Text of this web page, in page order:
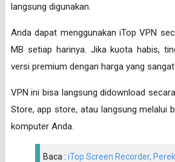
langsung digunakan.
Anda dapat menggunakan iTop VPN
MB setiap harinya. Jika kuota habis,
versi premium dengan harga yang
VPN ini bisa langsung didownload
Store, app store, atau langsung melalui
komputer Anda.
Baca : iTop Screen Recorder,